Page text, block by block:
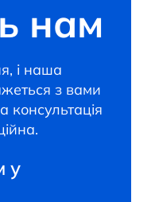
нам
і наша
з вами
у